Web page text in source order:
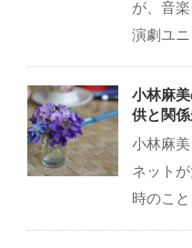
が、音
演劇ユニ
小林麻
供と関
小林麻
ネット
時のこ